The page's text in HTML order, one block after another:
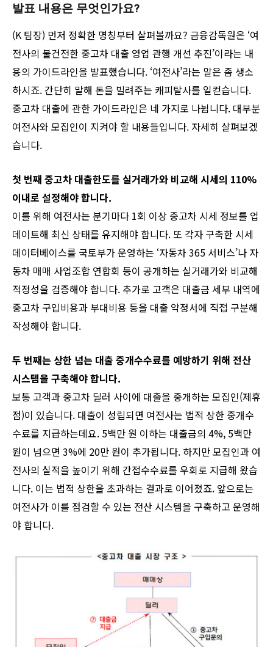
발표 내용은 무엇인가요?
(K 팀장) 먼저 정확한 명칭부터 살펴볼까요? 금융감독원은 ‘여
전사의 불건전한 중고차 대출 영업 관행 개선 추진’이라는 내
용의 가이드라인을 발표했습니다. ‘여전사’라는 말은 좀 생소
하시죠. 간단히 말해 돈을 빌려주는 캐피탈사를 일컫습니다.
중고차 대출에 관한 가이드라인은 네 가지로 나뉩니다. 대부분
여전사와 모집인이 지켜야 할 내용들입니다. 자세히 살펴보겠
습니다.
첫 번째 중고차 대출한도를 실거래가와 비교해 시세의 110%
이내로 설정해야 합니다.
이를 위해 여전사는 분기마다 1회 이상 중고차 시세 정보를 업
데이트해 최신 상태를 유지해야 합니다. 또 각자 구축한 시세
데이터베이스를 국토부가 운영하는 ‘자동차 365 서비스’나 자
동차 매매 사업조합 연합회 등이 공개하는 실거래가와 비교해
적정성을 검증해야 합니다. 추가로 고객은 대출금 세부 내역에
중고차 구입비용과 부대비용 등을 대출 약정서에 직접 구분해
작성해야 합니다.
두 번째는 상한 넘는 대출 중개수수료를 예방하기 위해 전산
시스템을 구축해야 합니다.
보통 고객과 중고차 딜러 사이에 대출을 중개하는 모집인(제휴
점)이 있습니다. 대출이 성립되면 여전사는 법적 상한 중개수
수료를 지급하는데요. 5백만 원 이하는 대출금의 4%, 5백만
원이 넘으면 3%에 20만 원이 추가됩니다. 하지만 모집인과 여
전사의 실적을 높이기 위해 간접수수료를 우회로 지급해 왔습
니다. 이는 법적 상한을 초과하는 결과로 이어졌죠. 앞으로는
여전사가 이를 점검할 수 있는 전산 시스템을 구축하고 운영해
야 합니다.